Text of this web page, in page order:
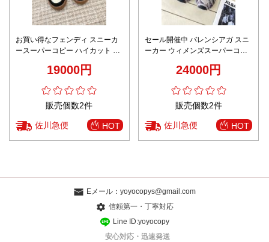
お買い得なフェンディ スニーカ
ースーパーコピー ハイカット 柔
男女兼用 ブラック
19000円
販売個数2件
佐川急便 HOT
セール開催中 バレンシアガ スニ
ーカー ウィメンズスーパーコピ
気性いい パープル
24000円
販売個数2件
佐川急便 HOT
Eメール： yoyocopys@gmail.com
信頼第一・丁寧対応
Line ID:yoyocopy
安心対応・迅速発送